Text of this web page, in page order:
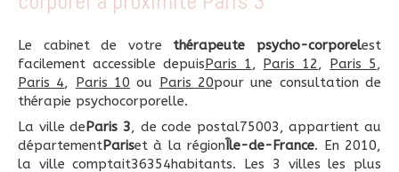
Le cabinet de votre thérapeute psycho-corporelest
facilement accessible depuis Paris 1, Paris 12, Paris 5,
Paris 4, Paris 10 ou Paris 20pour une consultation de
thérapie psychocorporelle.
La ville de Paris 3, de code postal75003, appartient au
départementPariset à la région Île-de-France. En 2010,
la ville comptait36354habitants. Les 3 villes les plus